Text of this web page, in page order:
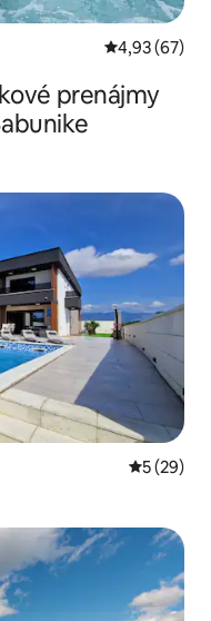
Priemerné
4,93 (67)
prenájmy
5 (29)